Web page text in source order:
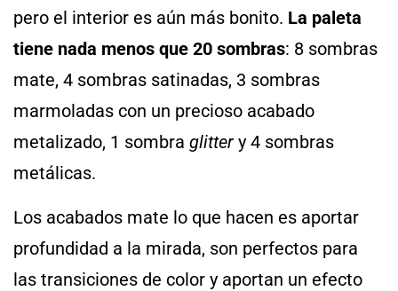
pero el interior es aún más bonito. La paleta
tiene nada menos que 20 sombras: 8 sombras
mate, 4 sombras satinadas, 3 sombras
marmoladas con un precioso acabado
metalizado, 1 sombra glitter y 4 sombras
metálicas.
Los acabados mate lo que hacen es aportar
profundidad a la mirada, son perfectos para
las transiciones de color y aportan un efecto